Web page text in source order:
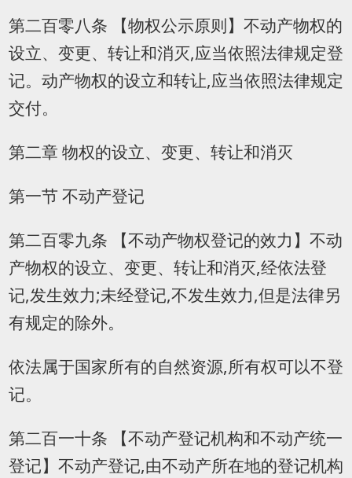
第二百零八条 【物权公示原则】不动产物权的
设立、变更、转让和消灭,应当依照法律规定登
记。动产物权的设立和转让,应当依照法律规定
交付。
第二章 物权的设立、变更、转让和消灭
第一节 不动产登记
第二百零九条 【不动产物权登记的效力】不动
产物权的设立、变更、转让和消灭,经依法登
记,发生效力;未经登记,不发生效力,但是法律另
有规定的除外。
依法属于国家所有的自然资源,所有权可以不登
记。
第二百一十条 【不动产登记机构和不动产统一
登记】不动产登记,由不动产所在地的登记机构